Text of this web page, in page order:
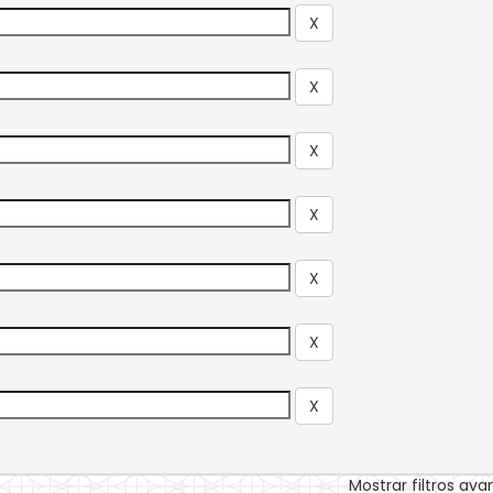
Mostrar filtros